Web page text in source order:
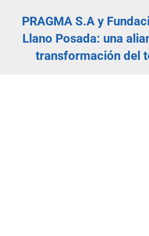
PRAGMA S.A y
Llano Posada: una
transformación del